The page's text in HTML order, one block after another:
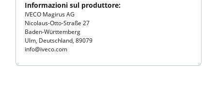
Informazioni sul produttore:
IVECO Magirus AG
Nicolaus-Otto-Straße 27
Baden-Württemberg
Ulm, Deutschland, 89079
info@iveco.com